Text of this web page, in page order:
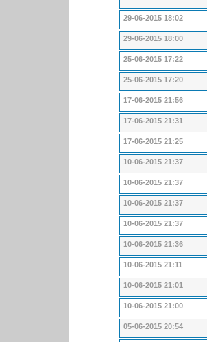
29-06-2015 18:02
29-06-2015 18:00
25-06-2015 17:22
25-06-2015 17:20
17-06-2015 21:56
17-06-2015 21:31
17-06-2015 21:25
10-06-2015 21:37
10-06-2015 21:37
10-06-2015 21:37
10-06-2015 21:37
10-06-2015 21:36
10-06-2015 21:11
10-06-2015 21:01
10-06-2015 21:00
05-06-2015 20:54